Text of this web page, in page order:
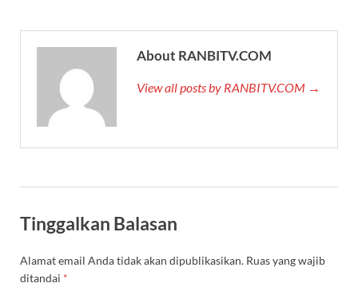
About RANBITV.COM
View all posts by RANBITV.COM →
Tinggalkan Balasan
Alamat email Anda tidak akan dipublikasikan. Ruas yang wajib
ditandai *